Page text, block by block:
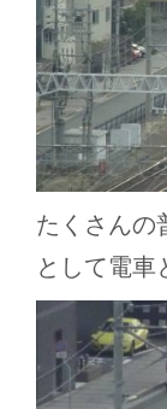
たくさんの
として電車